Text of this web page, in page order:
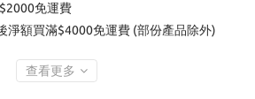
免運費
淨額買滿$4000免運費 (部份產品除外)
查看更多